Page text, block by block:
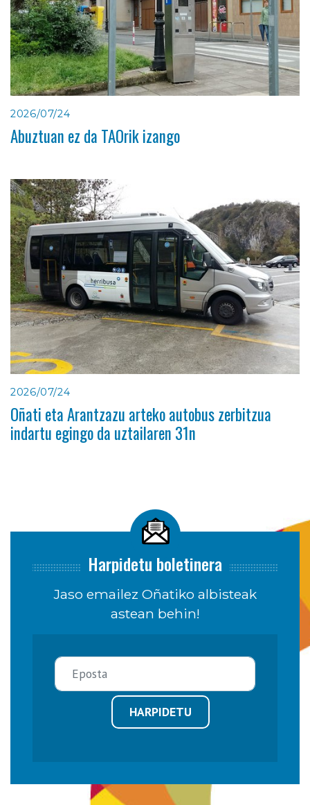
2026/07/24
Abuztuan ez da TAOrik izango
2026/07/24
Oñati eta Arantzazu arteko autobus zerbitzua
indartu egingo da uztailaren 31n
Harpidetu boletinera
Jaso emailez Oñatiko albisteak
astean behin!
HARPIDETU